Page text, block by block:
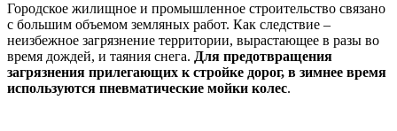
Городское жилищное и промышленное строительство связано
с большим объемом земляных работ. Как следствие –
неизбежное загрязнение территории, вырастающее в разы во
время дождей, и таяния снега. Для предотвращения
загрязнения прилегающих к стройке дорог, в зимнее время
используются пневматические мойки колес.